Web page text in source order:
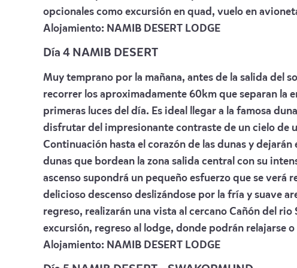
opcionales como excursión en quad, vuelo en
Alojamiento: NAMIB DESERT LODGE
Día 4 NAMIB DESERT
Muy temprano por la mañana, antes de la salida del
recorrer los aproximadamente 60km que separan la
primeras luces del día. Es ideal llegar a la famosa
disfrutar del impresionante contraste de un cielo de
Continuación hasta el corazón de las dunas y
dunas que bordean la zona salida central con su
ascenso supondrá un pequeño esfuerzo que se verá
delicioso descenso deslizándose por la fría y suave
regreso, realizarán una vista al cercano Cañón del
excursión, regreso al lodge, donde podrán relajarse
Alojamiento: NAMIB DESERT LODGE